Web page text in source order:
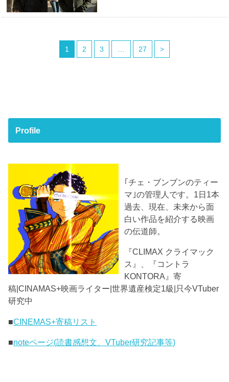
1 2 3 27 >
Profile
｢チェ・ブンブンのティー
マ｣の管理人です。1日1本
過去、現在、未来から面
白い作品を紹介する映画
の伝道師。
『CLIMAX クライマック
ス』、『コントラ
KONTORA』寄
稿|CINAMAS+映画ライター|世界遺産検定1級|只今VTuber
研究中
■CINEMAS+寄稿リスト
■noteページ(読書感想文、VTuber研究記事等)